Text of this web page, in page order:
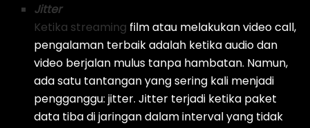
Jitter
Ketika streaming filmatau melakukanvideo call,
pengalaman terbaik adalah ketika audio dan
video berjalan mulus tanpa hambatan. Namun,
ada satu tantangan yang sering kali menjadi
pengganggu:jitter.Jitter terjadi ketika paket
data tiba di jaringan dalam interval yang tidak